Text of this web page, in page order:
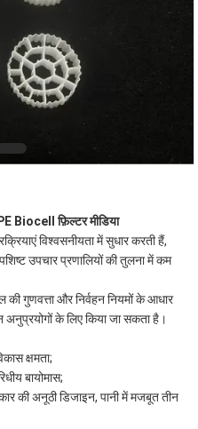
Biocell फ़िल्टर मीडिया
विश्वसनीयता में सुधार करती हैं,
उपचार प्रणालियों की तुलना में कम
की गुणवत्ता और निर्वहन नियमों के आधार
अनुप्रयोगों के लिए किया जा सकता है।
क्षमता;
बायोमास;
की अनूठी डिजाइन, पानी में मजबूत तीन